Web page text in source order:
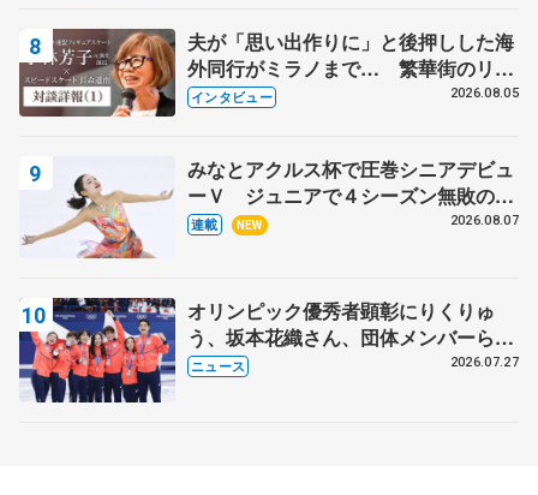
夫が「思い出作りに」と後押しした海
外同行がミラノまで… 繁華街のリン
クでは不良のお兄さんも味方に 小林
インタビュー 2026.08.05
みなとアクルス杯で圧巻シニアデビュ
ーＶ ジュニアで４シーズン無敗の島
田麻央
連載 NEW 2026.08.07
オリンピック優秀者顕彰にりくりゅ
う、坂本花織さん、団体メンバーら
8月7日に文科省が表彰式、ブルーノ・
ニュース 2026.07.27